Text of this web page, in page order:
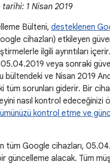
tarihi: 1 Nisan 2019
Bülteni, desteklenen
cihazları) etkileyen
ilgili ayrıntıları
veya sonraki
bültendeki ve Nisan 2019
tüm sorunları giderir. Bir
nasıl kontrol edeceğinizi
kontrol etme ve
tüm Google cihazları,
güncelleme alacak. Tüm